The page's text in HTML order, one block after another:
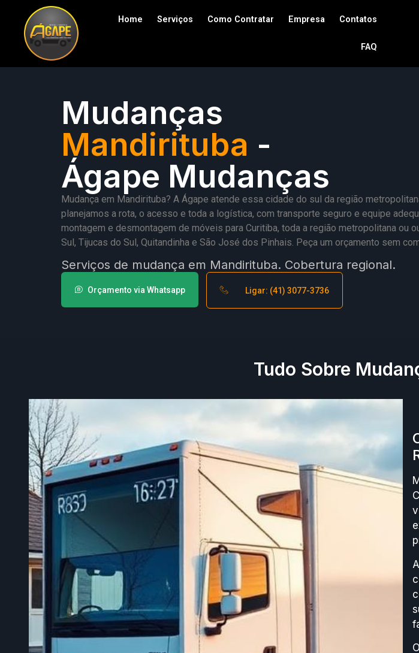
Home Serviços Como Contratar Empresa Contatos
FAQ
Mudanças
Mandirituba -
Ágape Mudanças
Mudança em Mandirituba? A Ágape atende essa cidade do sul da região
planejamos a rota, o acesso e toda a logística, com transporte seguro e equipe
montagem e desmontagem de móveis para Curitiba, toda a região metropolitana ou
Sul, Tijucas do Sul, Quitandinha e São José dos Pinhais. Peça um orçamento sem
Serviços de mudança em Mandirituba. Cobertura regional.
Orçamento via Whatsapp Ligar: (41) 3077-3736
Tudo Sobre